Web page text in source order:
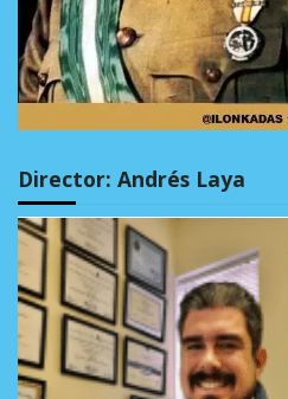
Director: Andrés Laya